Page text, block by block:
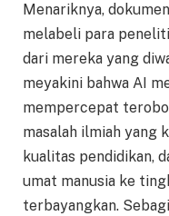
Menariknya,
melabeli para
dari mereka yang
meyakini bahwa AI
mempercepat
masalah ilmiah yang
kualitas pendidikan,
umat manusia ke
terbayangkan.